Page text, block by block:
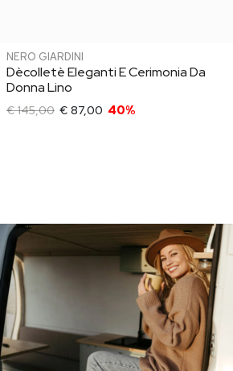
NERO GIARDINI
Dècolletè Eleganti E Cerimonia Da
Donna Lino
€ 145,00 € 87,00 40%